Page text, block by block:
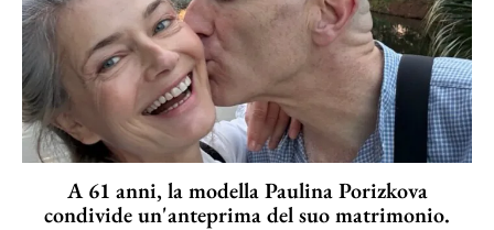
A 61 anni, la modella Paulina Porizkova
condivide un'anteprima del suo matrimonio.